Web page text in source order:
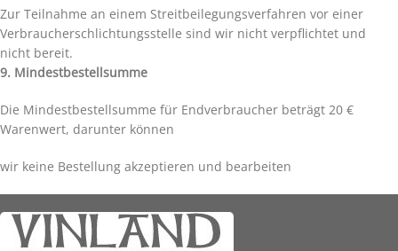
Zur Teilnahme an einem Streitbeilegungsverfahren vor einer
Verbraucherschlichtungsstelle sind wir nicht verpflichtet und
nicht bereit.
9. Mindestbestellsumme
Die Mindestbestellsumme für Endverbraucher beträgt 20 €
Warenwert, darunter können
wir keine Bestellung akzeptieren und bearbeiten